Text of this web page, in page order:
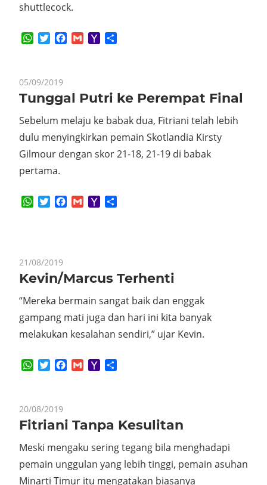
shuttlecock.
WhatsApp
TwitterFacebook
GmailYahoo
05/09/2019
Tunggal Putri ke Perempat Final
Sebelum melaju ke babak dua, Fitriani telah lebih
dulu menyingkirkan pemain Skotlandia Kirsty
Gilmour dengan skor 21-18, 21-19 di babak
pertama.
WhatsApp
TwitterFacebook
GmailYahoo
21/08/2019
Kevin/Marcus Terhenti
“Mereka bermain sangat baik dan enggak
gampang mati juga dan hari ini kita banyak
melakukan kesalahan sendiri,” ujar Kevin.
WhatsApp
TwitterFacebook
GmailYahoo
20/08/2019
Fitriani Tanpa Kesulitan
Meski mengaku sering tegang bila menghadapi
pemain unggulan yang lebih tinggi, pemain asuhan
Minarti Timur itu mengatakan biasanya